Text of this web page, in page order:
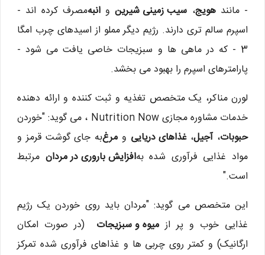
- مانندهویج، سیب زمینی شیرینوانبهمصرف کرده اند -
اسپرم سالم تری دارند. رژیم دیگر مملو از اسیدهای چرب امگا
3 - که در ماهی ها و سبزیجات خاصی یافت می شود -
پارامترهای اسپرم را بهبود می بخشد.
لورن مناکر، یک متخصص تغذیه و ثبت کننده و ارائه دهنده
خدمات مشاوره مجازی Nutrition Now ، می گوید: "خوردن
حبوبات،آجیل،غذاهای دریایی و مرغبه جای گوشت قرمز و
مواد غذایی فرآوری شده بهافزایش باروری در مردان مرتبط
است."
این متخصص می گوید: "مردان باید روی خوردن یک رژیم
غذایی خوب و پر از میوه و سبزیجات (در صورت امکان
ارگانیک) و کمتر روی چربی ها و غذاهای فرآوری شده تمرکز